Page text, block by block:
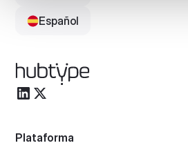
Plataforma
Español